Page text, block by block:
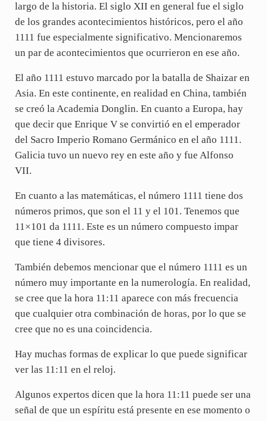
largo de la historia. El siglo XII en general fue el siglo
de los grandes acontecimientos históricos, pero el año
1111 fue especialmente significativo. Mencionaremos
un par de acontecimientos que ocurrieron en ese año.
El año 1111 estuvo marcado por la batalla de Shaizar en
Asia. En este continente, en realidad en China, también
se creó la Academia Donglin. En cuanto a Europa, hay
que decir que Enrique V se convirtió en el emperador
del Sacro Imperio Romano Germánico en el año 1111.
Galicia tuvo un nuevo rey en este año y fue Alfonso
VII.
En cuanto a las matemáticas, el número 1111 tiene dos
números primos, que son el 11 y el 101. Tenemos que
11×101 da 1111. Este es un número compuesto impar
que tiene 4 divisores.
También debemos mencionar que el número 1111 es un
número muy importante en la numerología. En realidad,
se cree que la hora 11:11 aparece con más frecuencia
que cualquier otra combinación de horas, por lo que se
cree que no es una coincidencia.
Hay muchas formas de explicar lo que puede significar
ver las 11:11 en el reloj.
Algunos expertos dicen que la hora 11:11 puede ser una
señal de que un espíritu está presente en ese momento o